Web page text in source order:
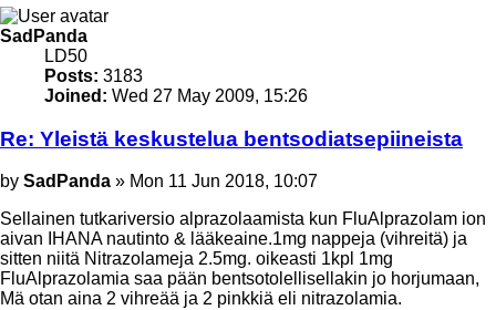
SadPanda
LD50
Posts: 3183
Joined: Wed 27 May 2009, 15:26
Re: Yleistä keskustelua bentsodiatsepiineista
Post
by SadPanda » Mon 11 Jun 2018, 10:07
Sellainen tutkariversio alprazolaamista kun FluAlprazolam ion
aivan IHANA nautinto & lääkeaine.1mg nappeja (vihreitä) ja
sitten niitä Nitrazolameja 2.5mg. oikeasti 1kpl 1mg
FluAlprazolamia saa pään bentsotolellisellakin jo horjumaan,
Mä otan aina 2 vihreää ja 2 pinkkiä eli nitrazolamia.